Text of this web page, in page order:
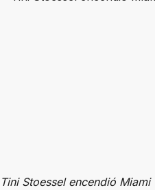
Tini Stoessel encendió Miami